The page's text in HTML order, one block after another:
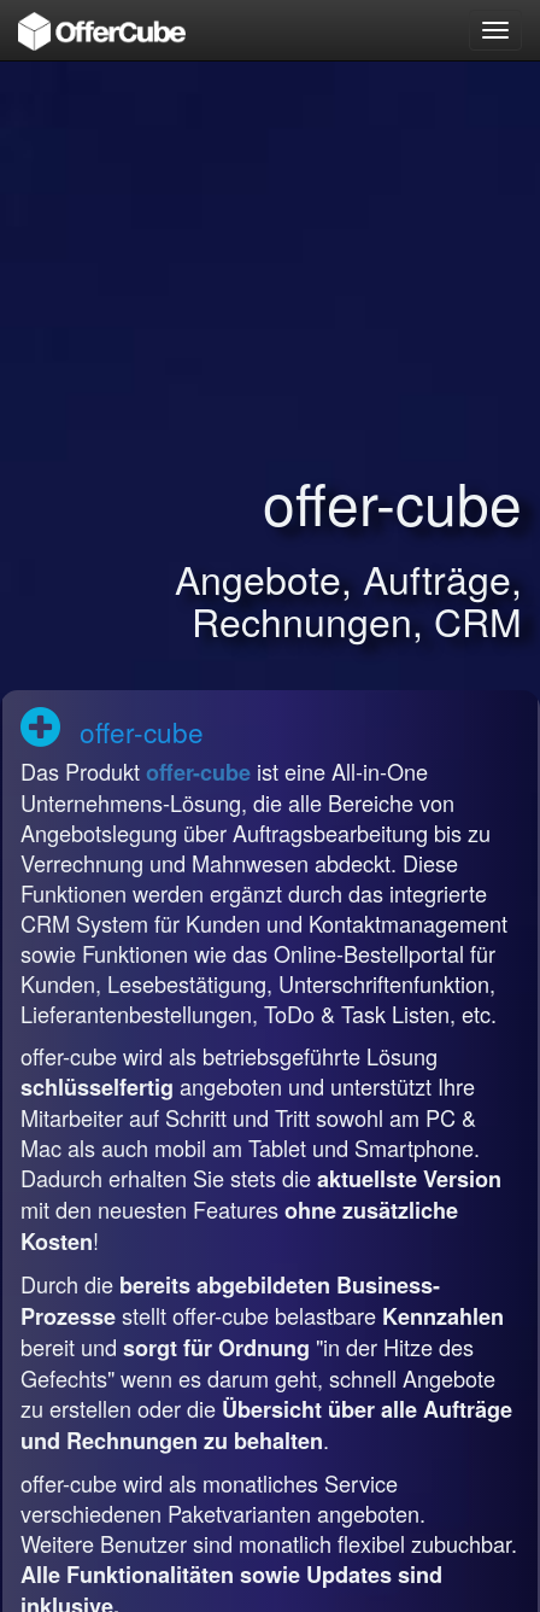
offer-cube
Angebote, Aufträge,
Rechnungen, CRM
offer-cube
Das Produktoffer-cube ist eine All-in-One
Unternehmens-Lösung, die alle Bereiche von
Angebotslegung über Auftragsbearbeitung bis zu
Verrechnung und Mahnwesen abdeckt. Diese
Funktionen werden ergänzt durch das integrierte
CRM System für Kunden und Kontaktmanagement
sowie Funktionen wie das Online-Bestellportal für
Kunden, Lesebestätigung, Unterschriftenfunktion,
Lieferantenbestellungen, ToDo & Task Listen, etc.
offer-cube wird als betriebsgeführte Lösung
schlüsselfertig angeboten und unterstützt Ihre
Mitarbeiter auf Schritt und Tritt sowohl am PC &
Mac als auch mobil am Tablet und Smartphone.
Dadurch erhalten Sie stets dieaktuellste Version
mit den neuesten Featuresohne zusätzliche
Kosten!
Durch die bereits abgebildeten Business-
Prozessestellt offer-cube belastbare Kennzahlen
bereit und sorgt für Ordnung "in der Hitze des
Gefechts" wenn es darum geht, schnell Angebote
zu erstellen oder die Übersicht über alle Aufträge
und Rechnungen zu behalten.
offer-cube wird als monatliches Service
verschiedenen Paketvarianten angeboten.
Weitere Benutzer sind monatlich flexibel zubuchbar.
Alle Funktionalitäten sowie Updates sind